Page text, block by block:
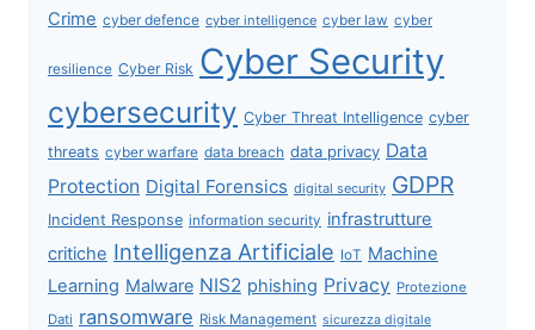
Crime cyber defence cyber intelligence cyber law cyber
resilience Cyber Risk Cyber Security
cybersecurity Cyber Threat Intelligence cyber
threats cyber warfare data breach data privacy Data
Protection Digital Forensics digital security GDPR
Incident Response information security infrastrutture
critiche Intelligenza Artificiale IoT Machine
Learning Malware NIS2 phishing Privacy Protezione
Dati ransomware Risk Management sicurezza digitale